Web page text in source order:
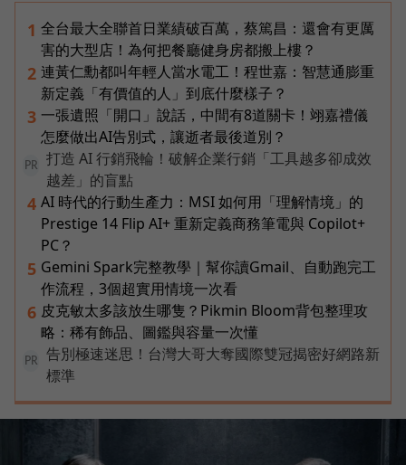
1 全台最大全聯首日業績破百萬，蔡篤昌：還會有更厲
害的大型店！為何把餐廳健身房都搬上樓？
2 連黃仁勳都叫年輕人當水電工！程世嘉：智慧通膨重
新定義「有價值的人」到底什麼樣子？
3 一張遺照「開口」說話，中間有8道關卡！翊嘉禮儀
怎麼做出AI告別式，讓逝者最後道別？
PR
打造 AI 行銷飛輪！破解企業行銷「工具越多卻成效
越差」的盲點
4 AI 時代的行動生產力：MSI 如何用「理解情境」的
Prestige 14 Flip AI+ 重新定義商務筆電與 Copilot+
PC？
5 Gemini Spark完整教學｜幫你讀Gmail、自動跑完工
作流程，3個超實用情境一次看
6 皮克敏太多該放生哪隻？Pikmin Bloom背包整理攻
略：稀有飾品、圖鑑與容量一次懂
PR
告別極速迷思！台灣大哥大奪國際雙冠揭密好網路新
標準